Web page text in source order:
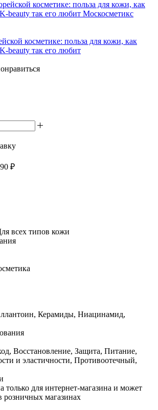
косметике: польза для кожи, как
beauty так его любит
₽
всех типов кожи
Керамиды, Ниацинамид,
Восстановление, Защита, Питание,
и эластичности, Противоотечный,
только для интернет-магазина и может
розничных магазинах